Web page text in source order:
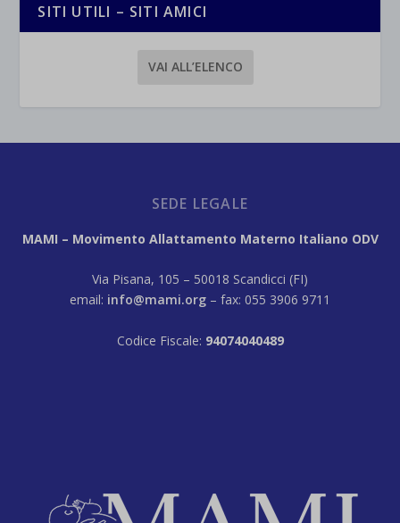
SITI UTILI – SITI AMICI
VAI ALL’ELENCO
SEDE LEGALE
MAMI – Movimento Allattamento Materno Italiano ODV
Via Pisana, 105 – 50018 Scandicci (FI)
email: info@mami.org – fax: 055 3906 9711
Codice Fiscale: 94074040489